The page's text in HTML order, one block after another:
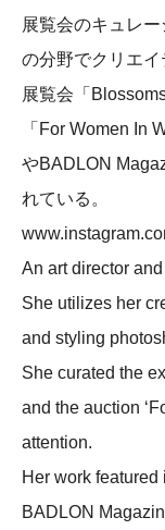
展覧会のキュレ
の分野でクリエイ
展覧会「
「For Women In
やBADLON
れている。
An art director
She utilizes her
and styling
She curated the
and the auction
attention.
Her work
BADLON